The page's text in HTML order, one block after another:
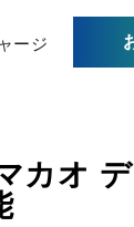
ージ
カオ